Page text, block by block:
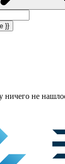
}}
ничего не